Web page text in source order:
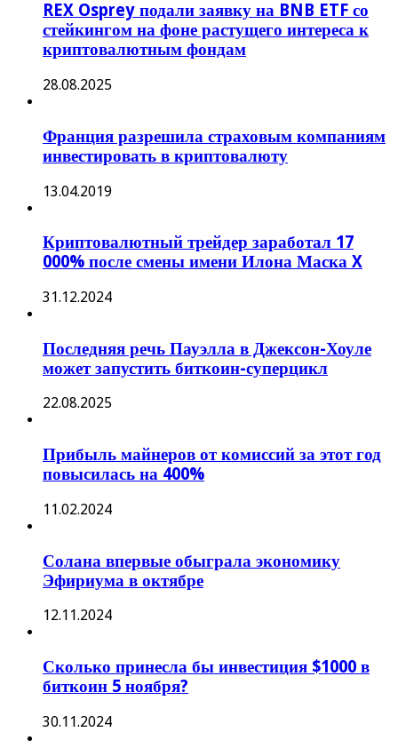
REX Osprey подали заявку на BNB ETF со
стейкингом на фоне растущего интереса к
криптовалютным фондам
28.08.2025
Франция разрешила страховым компаниям
инвестировать в криптовалюту
13.04.2019
Криптовалютный трейдер заработал 17
000% после смены имени Илона Маска X
31.12.2024
Последняя речь Пауэлла в Джексон-Хоуле
может запустить биткоин-суперцикл
22.08.2025
Прибыль майнеров от комиссий за этот год
повысилась на 400%
11.02.2024
Солана впервые обыграла экономику
Эфириума в октябре
12.11.2024
Сколько принесла бы инвестиция $1000 в
биткоин 5 ноября?
30.11.2024